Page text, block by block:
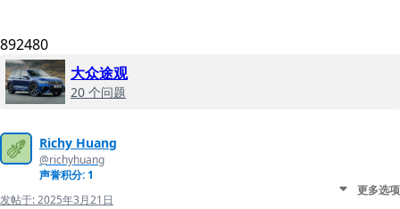
892480
大众途观
20 个问题
Richy Huang
@richyhuang
声誉积分: 1
发帖于:2025年3月21日
更多选项